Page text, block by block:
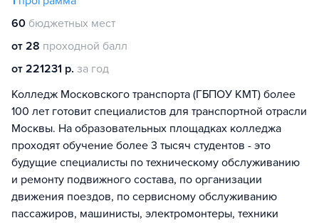
60 бюджетных мест
от 28 проходной балл
от 221231 р. за год
Колледж Московского транспорта (ГБПОУ КМТ) более
100 лет готовит специалистов для транспортной отрасли
Москвы. На образовательных площадках колледжа
проходят обучение более 3 тысяч студентов - это
будущие специалисты по техническому обслуживанию
и ремонту подвижного состава, по организации
движения поездов, по сервисному обслуживанию
пассажиров, машинисты, электромонтеры, техники